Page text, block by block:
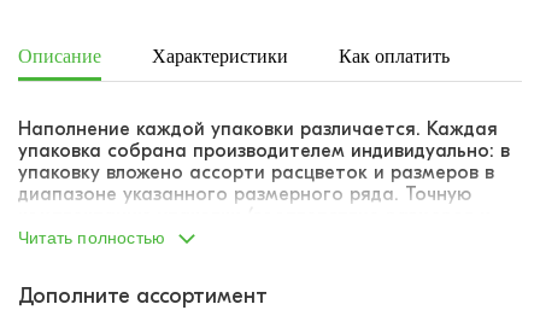
Описание Характеристики Как оплатить
Наполнение каждой упаковки различается. Каждая
упаковка собрана производителем индивидуально: в
упаковку вложено ассорти расцветок и размеров в
диапазоне указанного размерного ряда. Точную
расцветок) указать не представляется возможным.
Читать полностью
Дополните ассортимент